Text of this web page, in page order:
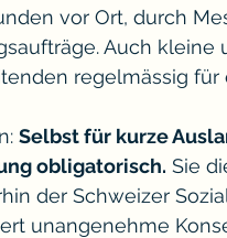
vor Ort, durch
Auch
regelmässig für
Selbst für kurze
obligatorisch. Sie
der Schweizer
unangenehme